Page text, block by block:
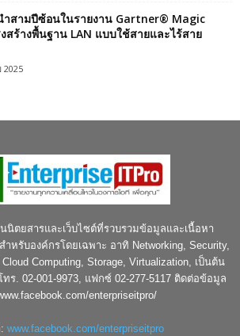
ำสามปีซ้อนในรายงาน Gartner® Magic
ร้างพื้นฐาน LAN แบบใช้สายและไร้สาย
2025
นนิตยสารและเว็บไซต์ที่รวบรวมข้อมูลและเนื้อหา
หรับองค์กรโดยเฉพาะ อาทิ Networking, Security,
Cloud Computing, Storage, Virtualization, เป็นต้น
ร. 02-001-9973, แฟกซ์ 02-277-5117 ติดต่อข้อมูล
enterpriseitpro/
www.facebook.com/enterpriseitpro